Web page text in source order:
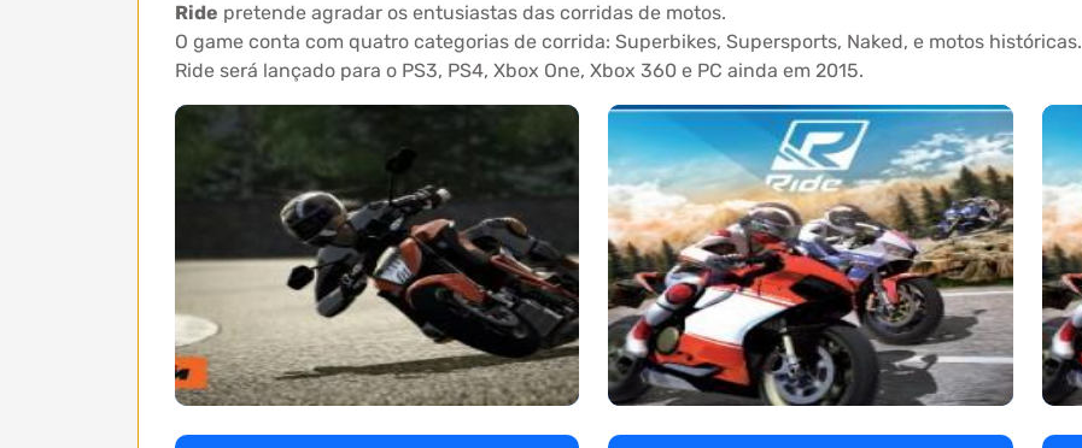
Ride pretende agradar os entusiastas das corridas de motos.
O game conta com quatro categorias de corrida: Superbikes, Supersports, Naked, e motos históricas.
Ride será lançado para o PS3, PS4, Xbox One, Xbox 360 e PC ainda em 2015.